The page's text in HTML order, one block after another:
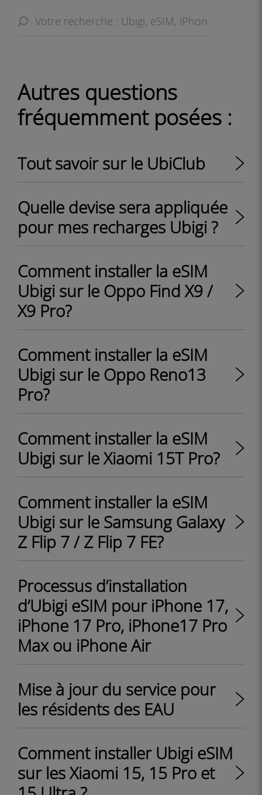
Autres questions
fréquemment posées :
Tout savoir sur le UbiClub
Quelle devise sera appliquée
pour mes recharges Ubigi ?
Comment installer la eSIM
Ubigi sur le Oppo Find X9 /
X9 Pro?
Comment installer la eSIM
Ubigi sur le Oppo Reno13
Pro?
Comment installer la eSIM
Ubigi sur le Xiaomi 15T Pro?
Comment installer la eSIM
Ubigi sur le Samsung Galaxy
Z Flip 7 / Z Flip 7 FE?
Processus d’installation
d’Ubigi eSIM pour iPhone 17,
iPhone 17 Pro, iPhone17 Pro
Max ou iPhone Air
Mise à jour du service pour
les résidents des EAU
Comment installer Ubigi eSIM
sur les Xiaomi 15, 15 Pro et